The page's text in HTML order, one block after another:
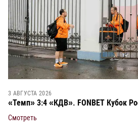
3 АВГУСТА 2026
«Темп» 3:4 «КДВ». FONBET Кубок
Смотреть